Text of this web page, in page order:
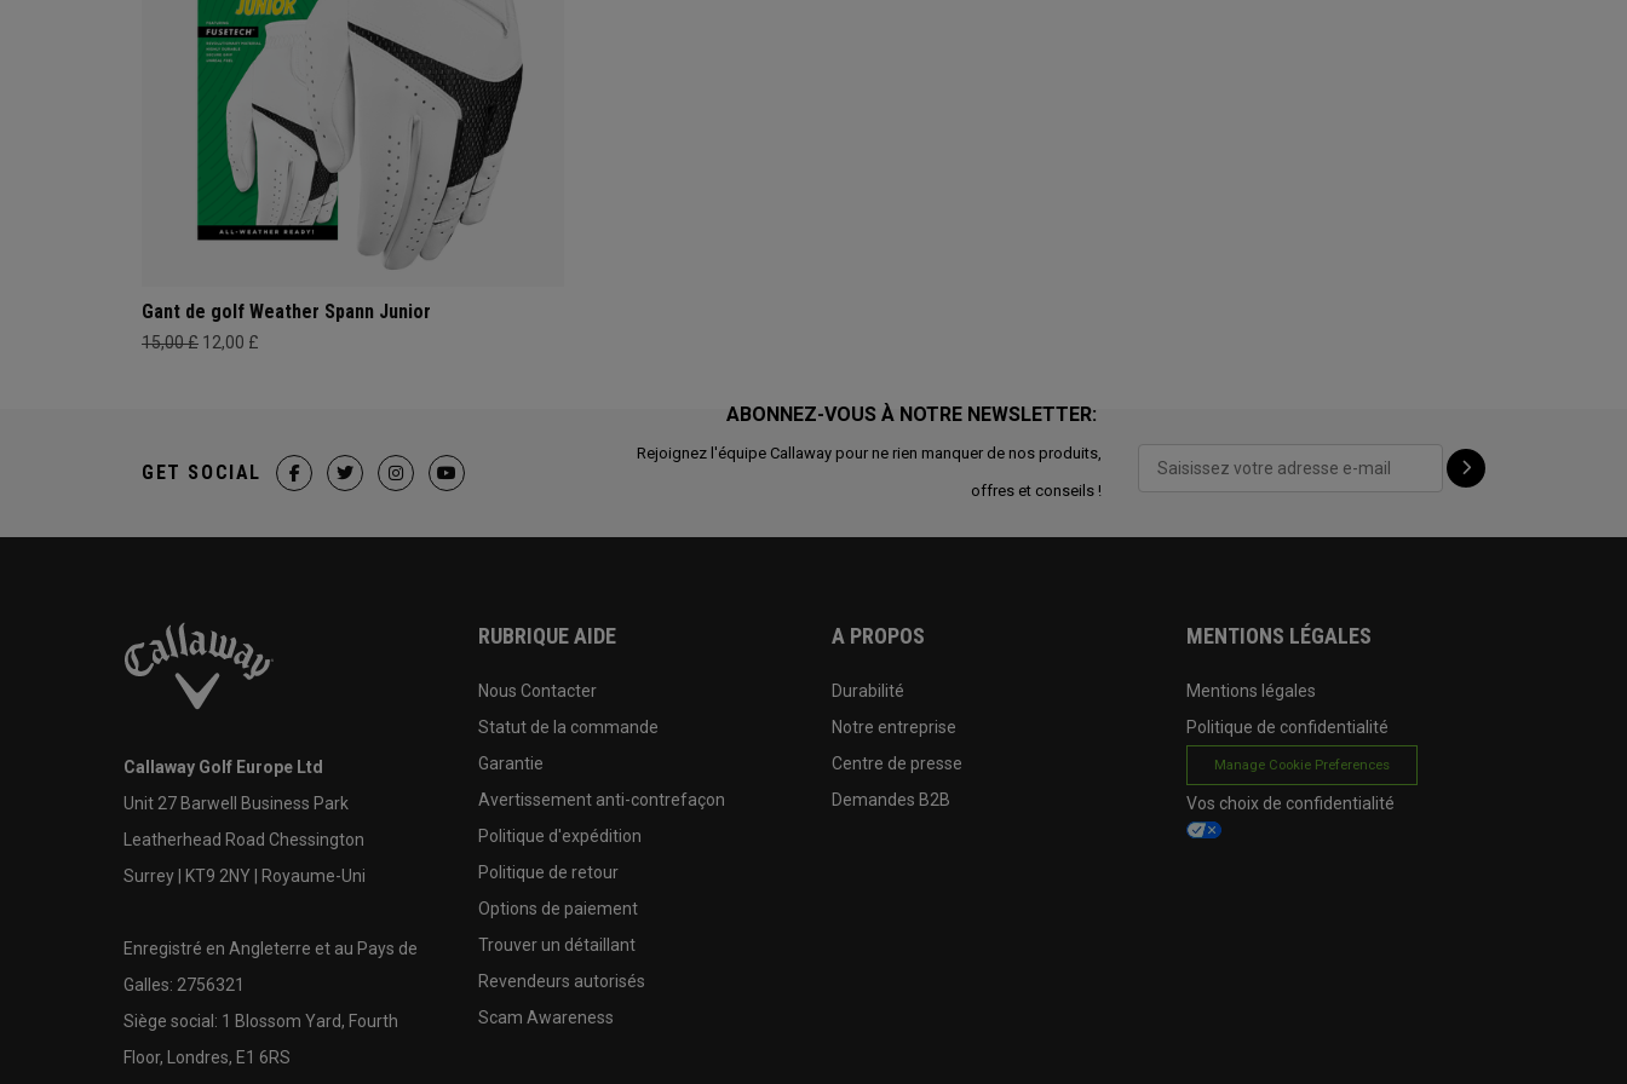
Gant de golf Weather Spann Junior
15,00 £ 12,00 £
ABONNEZ-VOUS À NOTRE NEWSLETTER:
Rejoignez l'équipe Callaway pour ne rien manquer de nos produits,
offres et conseils !
GET SOCIAL
Callaway Golf Europe Ltd
Unit 27 Barwell Business Park
Leatherhead Road Chessington
Surrey | KT9 2NY | Royaume-Uni
Enregistré en Angleterre et au Pays de
Galles: 2756321
Siège social: 1 Blossom Yard, Fourth
Floor, Londres, E1 6RS
RUBRIQUE AIDE
Nous Contacter
Statut de la commande
Garantie
Avertissement anti-contrefaçon
Politique d'expédition
Politique de retour
Options de paiement
Trouver un détaillant
Revendeurs autorisés
Scam Awareness
A PROPOS
Durabilité
Notre entreprise
Centre de presse
Demandes B2B
MENTIONS LÉGALES
Mentions légales
Politique de confidentialité
Manage Cookie Preferences
Vos choix de confidentialité